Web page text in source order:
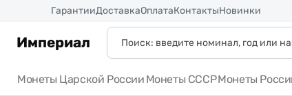
ГарантииДоставкаОплатаКонтактыНовинки
Империал
Монеты Царской России Монеты СССРМонеты